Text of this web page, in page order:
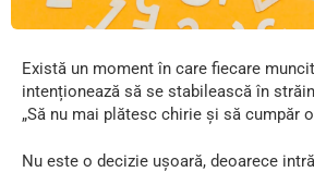
Există un moment în care fiecare
intenționează să se stabilească în
„Să nu mai plătesc chirie și să cumpăr o
Nu este o decizie ușoară, deoarece